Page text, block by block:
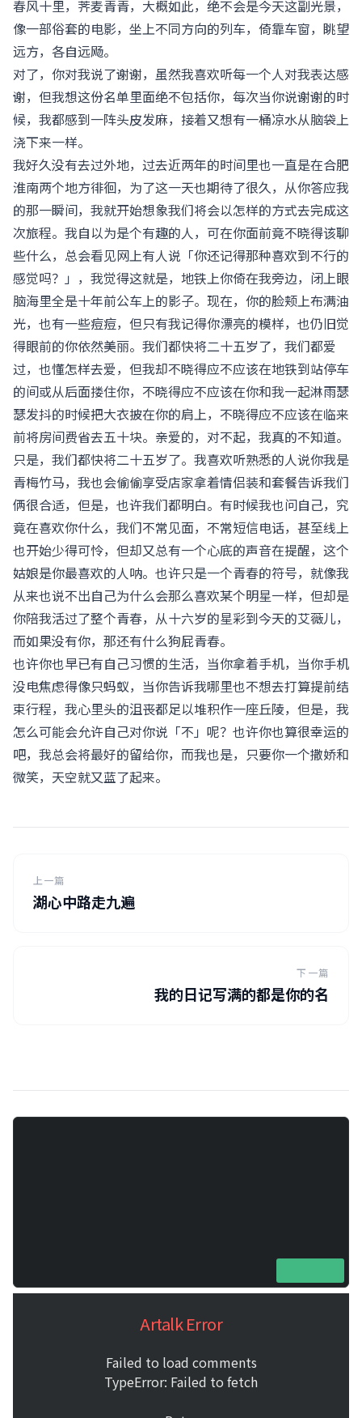
春风十里，荠麦青青，大概如此，绝不会是今天这副光景，
像一部俗套的电影，坐上不同方向的列车，倚靠车窗，眺望
远方，各自远飏。
对了，你对我说了谢谢，虽然我喜欢听每一个人对我表达感
谢，但我想这份名单里面绝不包括你，每次当你说谢谢的时
候，我都感到一阵头皮发麻，接着又想有一桶凉水从脑袋上
浇下来一样。
我好久没有去过外地，过去近两年的时间里也一直是在合肥
淮南两个地方徘徊，为了这一天也期待了很久，从你答应我
的那一瞬间，我就开始想象我们将会以怎样的方式去完成这
次旅程。我自以为是个有趣的人，可在你面前竟不晓得该聊
些什么，总会看见网上有人说「你还记得那种喜欢到不行的
感觉吗？」，我觉得这就是，地铁上你倚在我旁边，闭上眼
脑海里全是十年前公车上的影子。现在，你的脸颊上布满油
光，也有一些痘痘，但只有我记得你漂亮的模样，也仍旧觉
得眼前的你依然美丽。我们都快将二十五岁了，我们都爱
过，也懂怎样去爱，但我却不晓得应不应该在地铁到站停车
的间或从后面搂住你，不晓得应不应该在你和我一起淋雨瑟
瑟发抖的时候把大衣披在你的肩上，不晓得应不应该在临来
前将房间费省去五十块。亲爱的，对不起，我真的不知道。
只是，我们都快将二十五岁了。我喜欢听熟悉的人说你我是
青梅竹马，我也会偷偷享受店家拿着情侣装和套餐告诉我们
俩很合适，但是，也许我们都明白。有时候我也问自己，究
竟在喜欢你什么，我们不常见面，不常短信电话，甚至线上
也开始少得可怜，但却又总有一个心底的声音在提醒，这个
姑娘是你最喜欢的人呐。也许只是一个青春的符号，就像我
从来也说不出自己为什么会那么喜欢某个明星一样，但却是
你陪我活过了整个青春，从十六岁的星彩到今天的艾薇儿，
而如果没有你，那还有什么狗屁青春。
也许你也早已有自己习惯的生活，当你拿着手机，当你手机
没电焦虑得像只蚂蚁，当你告诉我哪里也不想去打算提前结
束行程，我心里头的沮丧都足以堆积作一座丘陵，但是，我
怎么可能会允许自己对你说「不」呢？也许你也算很幸运的
吧，我总会将最好的留给你，而我也是，只要你一个撒娇和
微笑，天空就又蓝了起来。
上一篇
湖心中路走九遍
下一篇
我的日记写满的都是你的名
Artalk Error
Failed to load comments
TypeError: Failed to fetch